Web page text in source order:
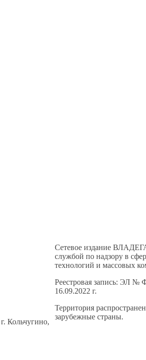
Кольчугино,
Сетевое издание
службой по надзору в
технологий и массовых
Реестровая запись: ЭЛ №
16.09.2022 г.
Территория
зарубежные страны.